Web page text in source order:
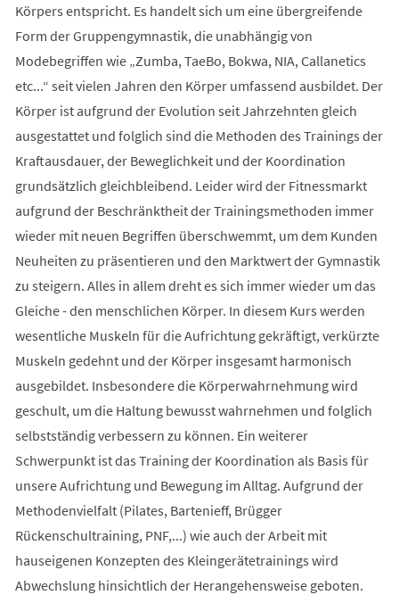
Körpers entspricht. Es handelt sich um eine übergreifende
Form der Gruppengymnastik, die unabhängig von
Modebegriffen wie „Zumba, TaeBo, Bokwa, NIA, Callanetics
etc...“ seit vielen Jahren den Körper umfassend ausbildet. Der
Körper ist aufgrund der Evolution seit Jahrzehnten gleich
ausgestattet und folglich sind die Methoden des Trainings der
Kraftausdauer, der Beweglichkeit und der Koordination
grundsätzlich gleichbleibend. Leider wird der Fitnessmarkt
aufgrund der Beschränktheit der Trainingsmethoden immer
wieder mit neuen Begriffen überschwemmt, um dem Kunden
Neuheiten zu präsentieren und den Marktwert der Gymnastik
zu steigern. Alles in allem dreht es sich immer wieder um das
Gleiche - den menschlichen Körper. In diesem Kurs werden
wesentliche Muskeln für die Aufrichtung gekräftigt, verkürzte
Muskeln gedehnt und der Körper insgesamt harmonisch
ausgebildet. Insbesondere die Körperwahrnehmung wird
geschult, um die Haltung bewusst wahrnehmen und folglich
selbstständig verbessern zu können. Ein weiterer
Schwerpunkt ist das Training der Koordination als Basis für
unsere Aufrichtung und Bewegung im Alltag. Aufgrund der
Methodenvielfalt (Pilates, Bartenieff, Brügger
Rückenschultraining, PNF,...) wie auch der Arbeit mit
hauseigenen Konzepten des Kleingerätetrainings wird
Abwechslung hinsichtlich der Herangehensweise geboten.